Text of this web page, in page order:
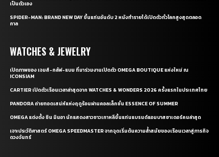
เป็นตัวเอง
SPIDER-MAN: BRAND NEW DAY ขึ้นแท่นอันดับ 2 หนังทำรายได้เปิดตัวทั่วโลกสูงสุดตลอด
กาล
WATCHES & JEWELRY
เปิดภาพของ เจมส์-กลัฟ-แบม ที่มาร่วมงานเปิดตัว OMEGA BOUTIQUE แห่งใหม่ ณ
ICONSIAM
CARTIER เปิดตัวเรือนเวลาล่าสุดจาก WATCHES & WONDERS 2026 ครั้งแรกในประเทศไทย
PANDORA ถ่ายทอดเสน่ห์แห่งฤดูร้อนผ่านคอลเล็กชั่น ESSENCE OF SUMMER
OMEGA แต่งตั้ง ชิน มินอา นักแสดงสาวชาวเกาหลีขึ้นแท่นแบรนด์แอมบาสซาเดอร์คนล่าสุด
เจาะประวัติศาสตร์ OMEGA SPEEDMASTER จากจุดเริ่มต้นความล้ำสมัยของเรือนเวลาสู่ภารกิจ
ดวงจันทร์